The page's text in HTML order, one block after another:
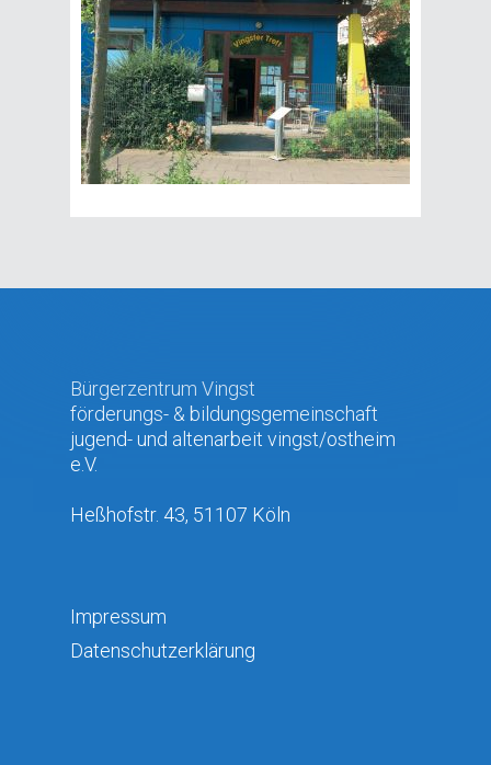
Bürgerzentrum Vingst
förderungs- & bildungsgemeinschaft
jugend- und altenarbeit vingst/ostheim
e.V.
Heßhofstr. 43, 51107 Köln
Impressum
Datenschutzerklärung